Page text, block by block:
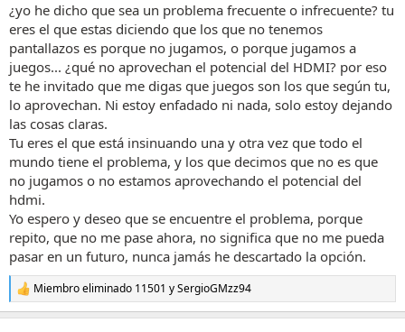
¿yo he dicho que sea un problema frecuente o infrecuente? tu
eres el que estas diciendo que los que no tenemos
pantallazos es porque no jugamos, o porque jugamos a
juegos... ¿qué no aprovechan el potencial del HDMI? por eso
te he invitado que me digas que juegos son los que según tu,
lo aprovechan. Ni estoy enfadado ni nada, solo estoy dejando
las cosas claras.
Tu eres el que está insinuando una y otra vez que todo el
mundo tiene el problema, y los que decimos que no es que
no jugamos o no estamos aprovechando el potencial del
hdmi.
Yo espero y deseo que se encuentre el problema, porque
repito, que no me pase ahora, no significa que no me pueda
pasar en un futuro, nunca jamás he descartado la opción.
R
e
a
Miembro eliminado 11501 ySergioGMzz94